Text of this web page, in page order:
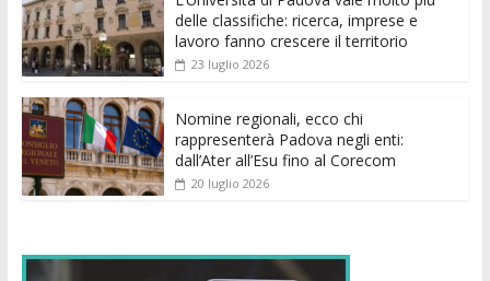
delle classifiche: ricerca, imprese e
lavoro fanno crescere il territorio
23 luglio 2026
Nomine regionali, ecco chi
rappresenterà Padova negli enti:
dall’Ater all’Esu fino al Corecom
20 luglio 2026